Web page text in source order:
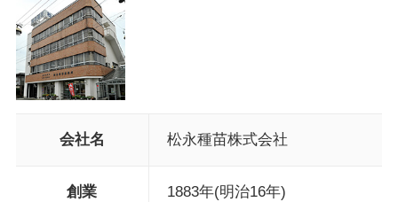
会社名 松永種苗株式会社
創業 1883年(明治16年)